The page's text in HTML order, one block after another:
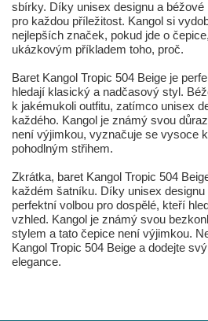
sbírky. Díky unisex designu a béžové
pro každou příležitost. Kangol si
nejlepších značek, pokud jde o
ukázkovým příkladem toho, proč.
Baret Kangol Tropic 504 Beige je
hledají klasický a nadčasový styl.
k jakémukoli outfitu, zatímco unisex
každého. Kangol je známý svou
není výjimkou, vyznačuje se vysoce
pohodlným střihem.
Zkrátka, baret Kangol Tropic 504
každém šatníku. Díky unisex
perfektní volbou pro dospělé, kteří
vzhled. Kangol je známý svou
stylem a tato čepice není výjimkou.
Kangol Tropic 504 Beige a dodejte
elegance.